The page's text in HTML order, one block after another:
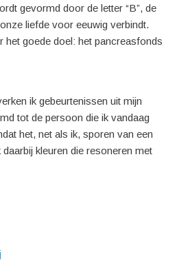
gevormd door de letter “B”, de
liefde voor eeuwig verbindt.
het goede doel: het pancreasfonds
ik gebeurtenissen uit mijn
tot de persoon die ik vandaag
het, net als ik, sporen van een
kleuren die resoneren met